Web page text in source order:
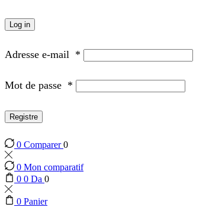
Log in
Adresse e-mail *
Mot de passe *
Registre
0 Comparer0
0 Mon comparatif
0 0 Da 0
0 Panier